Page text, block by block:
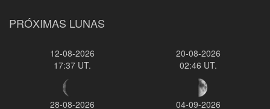
PRÓXIMAS LUNAS
12-08-2026
17:37 UT.
20-08-2026
02:46 UT.
28-08-2026 04-09-2026